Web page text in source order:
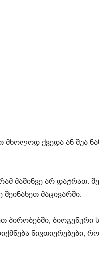
ქვედა ან შუა
მაშინვე არ დაჭრათ.
მაცივარში.
პირობებში, ბიოგენური
ნივთიერებები,